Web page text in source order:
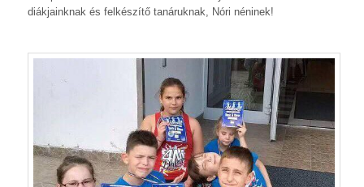
versenyen
diákjainknak és felkészítő tanáruknak, Nóri néninek!